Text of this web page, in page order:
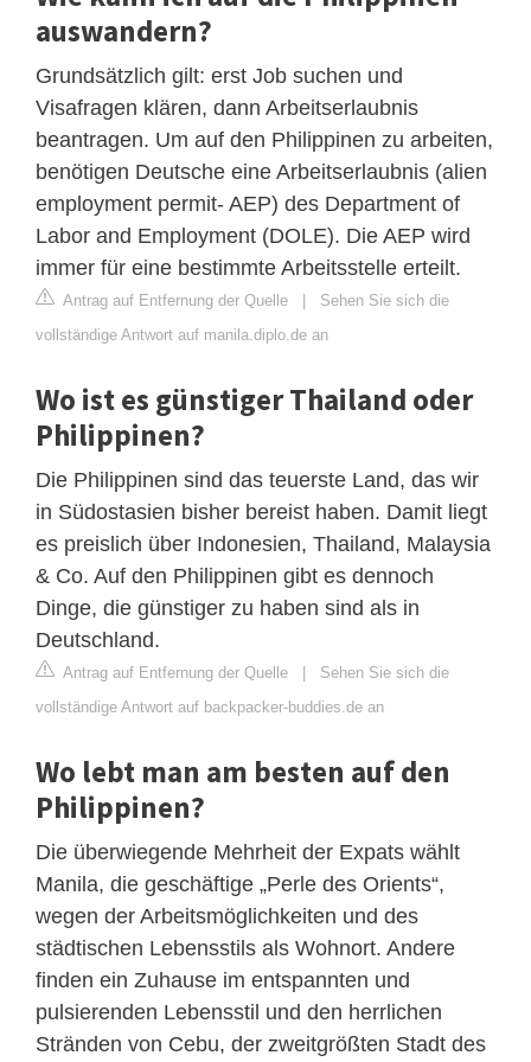
auswandern?
Grundsätzlich gilt: erst Job suchen und
Visafragen klären, dann Arbeitserlaubnis
beantragen. Um auf den Philippinen zu arbeiten,
benötigen Deutsche eine Arbeitserlaubnis (alien
employment permit- AEP) des Department of
Labor and Employment (DOLE). Die AEP wird
immer für eine bestimmte Arbeitsstelle erteilt.
Antrag auf Entfernung der Quelle | Sehen Sie sich die
vollständige Antwort auf manila.diplo.de an
Wo ist es günstiger Thailand oder
Philippinen?
Die Philippinen sind das teuerste Land, das wir
in Südostasien bisher bereist haben. Damit liegt
es preislich über Indonesien, Thailand, Malaysia
& Co. Auf den Philippinen gibt es dennoch
Dinge, die günstiger zu haben sind als in
Deutschland.
Antrag auf Entfernung der Quelle | Sehen Sie sich die
vollständige Antwort auf backpacker-buddies.de an
Wo lebt man am besten auf den
Philippinen?
Die überwiegende Mehrheit der Expats wählt
Manila, die geschäftige „Perle des Orients“,
wegen der Arbeitsmöglichkeiten und des
städtischen Lebensstils als Wohnort. Andere
finden ein Zuhause im entspannten und
pulsierenden Lebensstil und den herrlichen
Stränden von Cebu, der zweitgrößten Stadt des